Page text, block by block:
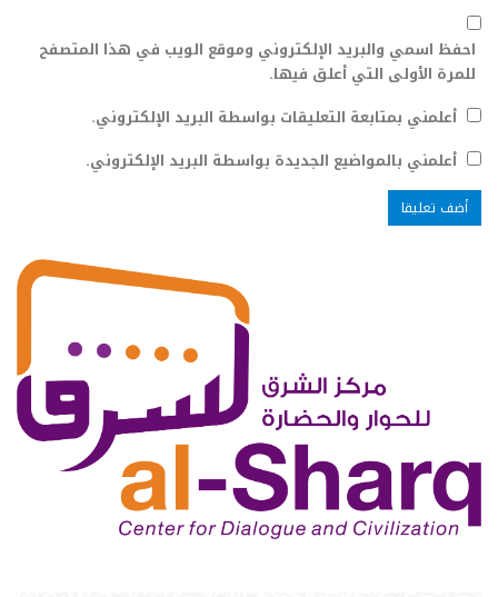
احفظ اسمي والبريد الإلكتروني وموقع الويب في هذا المتصفح
للمرة الأولى التي أعلق فيها.
أعلمني بمتابعة التعليقات بواسطة البريد الإلكتروني.
أعلمني بالمواضيع الجديدة بواسطة البريد الإلكتروني.